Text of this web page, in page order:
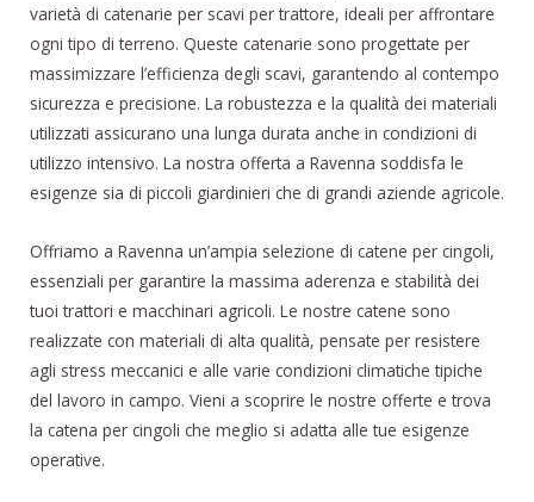
varietà di catenarie per scavi per trattore, ideali per affrontare
ogni tipo di terreno. Queste catenarie sono progettate per
massimizzare l’efficienza degli scavi, garantendo al contempo
sicurezza e precisione. La robustezza e la qualità dei materiali
utilizzati assicurano una lunga durata anche in condizioni di
utilizzo intensivo. La nostra offerta a Ravenna soddisfa le
esigenze sia di piccoli giardinieri che di grandi aziende agricole.
Offriamo a Ravenna un’ampia selezione di catene per cingoli,
essenziali per garantire la massima aderenza e stabilità dei
tuoi trattori e macchinari agricoli. Le nostre catene sono
realizzate con materiali di alta qualità, pensate per resistere
agli stress meccanici e alle varie condizioni climatiche tipiche
del lavoro in campo. Vieni a scoprire le nostre offerte e trova
la catena per cingoli che meglio si adatta alle tue esigenze
operative.